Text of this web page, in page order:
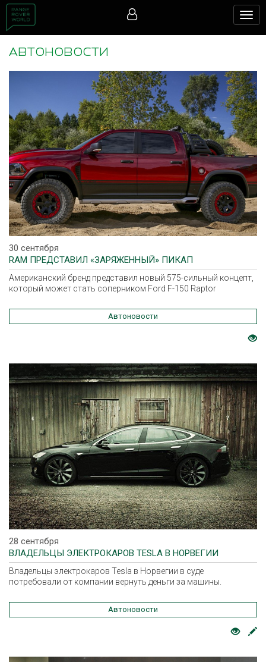
АВТОНОВОСТИ
30 сентября
RAM ПРЕДСТАВИЛ «ЗАРЯЖЕННЫЙ» ПИКАП
Американский бренд представил новый 575-сильный концепт,
который может стать соперником Ford F-150 Raptor
Автоновости
28 сентября
ВЛАДЕЛЬЦЫ ЭЛЕКТРОКАРОВ TESLA В НОРВЕГИИ
Владельцы электрокаров Tesla в Норвегии в суде
потребовали от компании вернуть деньги за машины.
Автоновости